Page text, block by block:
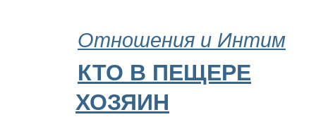
Отношения и Интим
КТО В ПЕЩЕРЕ
ХОЗЯИН